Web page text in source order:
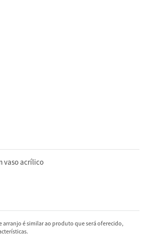
vaso acrílico
arranjo é similar ao produto que será oferecido,